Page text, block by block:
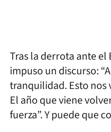
Tras la derrota ante el
impuso un discurso:
tranquilidad. Esto nos
El año que viene
fuerza”. Y puede que